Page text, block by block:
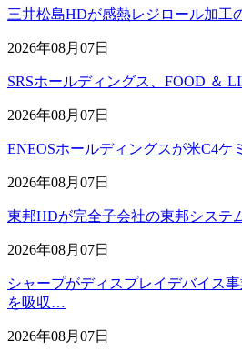
三井松島HDが感熱レジロール加工
2026年08月07日
SRSホールディングス、FOOD ＆
2026年08月07日
ENEOSホールディングスが米C4
2026年08月07日
東邦HDが完全子会社の東邦システ
2026年08月07日
シャープがディスプレイデバイス
を吸収…
2026年08月07日